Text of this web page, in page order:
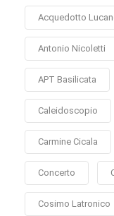
Acquedotto
Antonio Nicoletti
APT Basilicata
Caleidoscopio
Carmine Cicala
Concerto
Cosimo Latronico